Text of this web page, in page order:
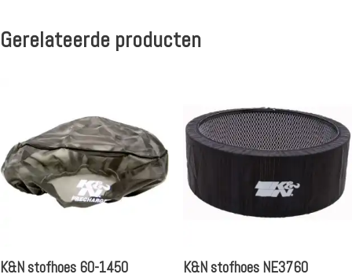
Gerelateerde producten
K&N stofhoes 60-1450 K&N stofhoes NE3760